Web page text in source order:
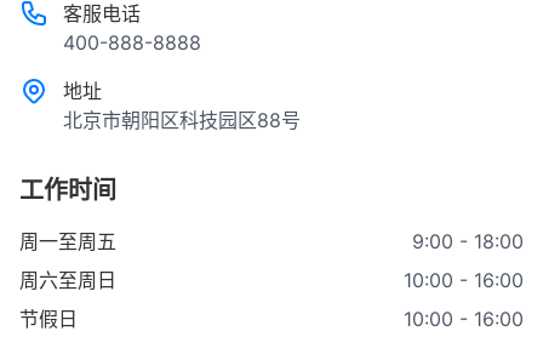
客服电话
400-888-8888
地址
北京市朝阳区科技园区88号
工作时间
周一至周五
9:00 - 18:00
周六至周日
10:00 - 16:00
节假日
10:00 - 16:00